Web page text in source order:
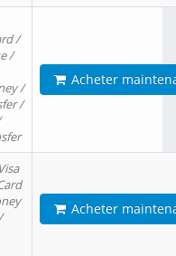
/
/
/
/
Acheter
Acheter